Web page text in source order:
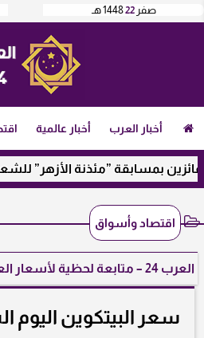
صفر 221448 هـ
أخبار العرب أخبار عالمية
بمسابقة ”مئذنة الأزهر” للشعر
اقتصاد وأسواق
العرب 24 – متابعة لحظية لأسعار العملات الرقمية